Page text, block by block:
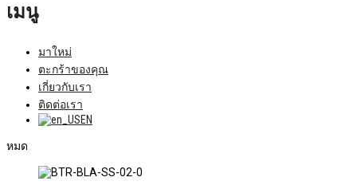
เมนู
มาใหม่
ตะกร้าของคุณ
เกี่ยวกับเรา
ติดต่อเรา
EN
หมด